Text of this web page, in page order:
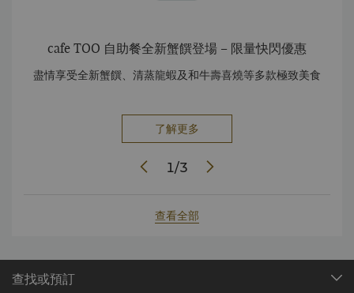
cafe TOO 自助餐全新蟹饌登場 – 限量快閃優惠
盡情享受全新蟹饌、清蒸龍蝦及和牛壽喜燒等多款極致美食
了解更多
1/3
查看全部
查找或預訂